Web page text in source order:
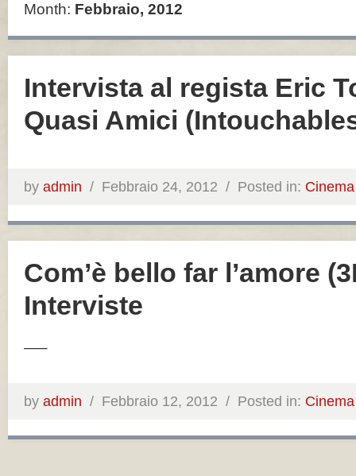
Month: Febbraio, 2012
Intervista al regista Eric
Quasi Amici
by admin / Febbraio 24, 2012 / Posted in: Cinema
Com’è bello far l’amore
Interviste
—–
by admin / Febbraio 12, 2012 / Posted in: Cinema